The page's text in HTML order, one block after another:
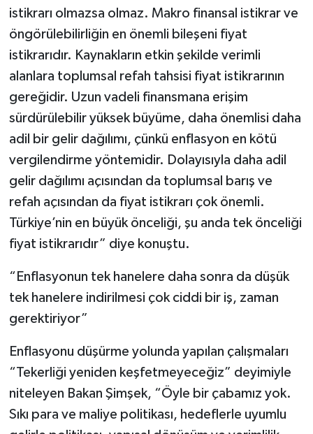
istikrarı olmazsa olmaz. Makro finansal istikrar ve
öngörülebilirliğin en önemli bileşeni fiyat
istikrarıdır. Kaynakların etkin şekilde verimli
alanlara toplumsal refah tahsisi fiyat istikrarının
gereğidir. Uzun vadeli finansmana erişim
sürdürülebilir yüksek büyüme, daha önemlisi daha
adil bir gelir dağılımı, çünkü enflasyon en kötü
vergilendirme yöntemidir. Dolayısıyla daha adil
gelir dağılımı açısından da toplumsal barış ve
refah açısından da fiyat istikrarı çok önemli.
Türkiye’nin en büyük önceliği, şu anda tek önceliği
fiyat istikrarıdır” diye konuştu.
“Enflasyonun tek hanelere daha sonra da düşük
tek hanelere indirilmesi çok ciddi bir iş, zaman
gerektiriyor”
Enflasyonu düşürme yolunda yapılan çalışmaları
“Tekerliği yeniden keşfetmeyeceğiz” deyimiyle
niteleyen Bakan Şimşek, “Öyle bir çabamız yok.
Sıkı para ve maliye politikası, hedeflerle uyumlu